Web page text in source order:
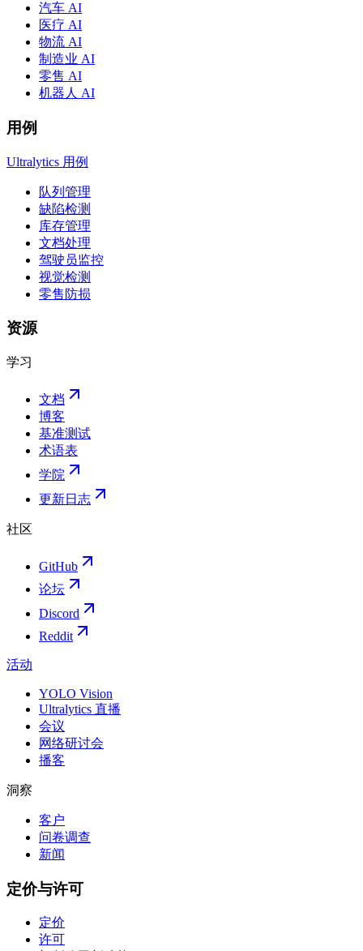
汽车 AI
医疗 AI
物流 AI
制造业 AI
零售 AI
机器人 AI
用例
Ultralytics 用例
队列管理
缺陷检测
库存管理
文档处理
驾驶员监控
视觉检测
零售防损
资源
学习
文档
博客
基准测试
术语表
学院
更新日志
社区
GitHub
论坛
Discord
Reddit
活动
YOLO Vision
Ultralytics 直播
会议
网络研讨会
播客
洞察
客户
问卷调查
新闻
定价与许可
定价
许可